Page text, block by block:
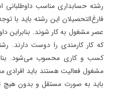
رشته حسابداری مناسب داوطلبانی
فارغ‌التحصیلان این رشته باید با
عصر مشغول به کار شوند. بنابراین
که کار کارمندی را دوست دارند.
کسب و کاری محسوب می‌شود.
مشغول فعالیت هستند باید افرادی
باید به صورت مستقل و بدون هیچ